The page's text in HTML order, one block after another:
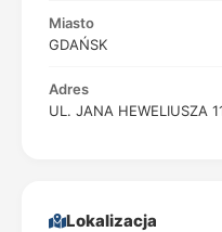
Miasto
GDAŃSK
Adres
UL. JANA HEWELIUSZA
Lokalizacja